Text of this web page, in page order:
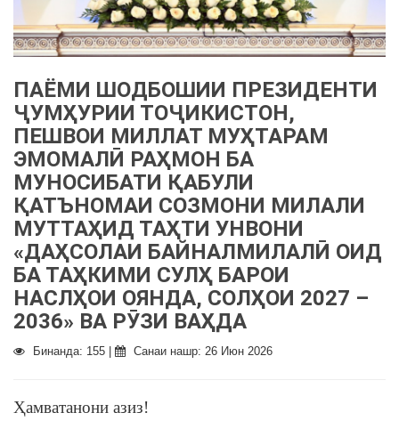
ПАЁМИ ШОДБОШИИ ПРЕЗИДЕНТИ
ҶУМҲУРИИ ТОҶИКИСТОН,
ПЕШВОИ МИЛЛАТ МУҲТАРАМ
ЭМОМАЛӢ РАҲМОН БА
МУНОСИБАТИ ҚАБУЛИ
ҚАТЪНОМАИ СОЗМОНИ МИЛАЛИ
МУТТАҲИД ТАҲТИ УНВОНИ
«ДАҲСОЛАИ БАЙНАЛМИЛАЛӢ ОИД
БА ТАҲКИМИ СУЛҲ БАРОИ
НАСЛҲОИ ОЯНДА, СОЛҲОИ 2027 –
2036» ВА РӮЗИ ВАҲДА
Бинанда: 155 | Санаи нашр: 26 Июн 2026
Ҳамватанони азиз!